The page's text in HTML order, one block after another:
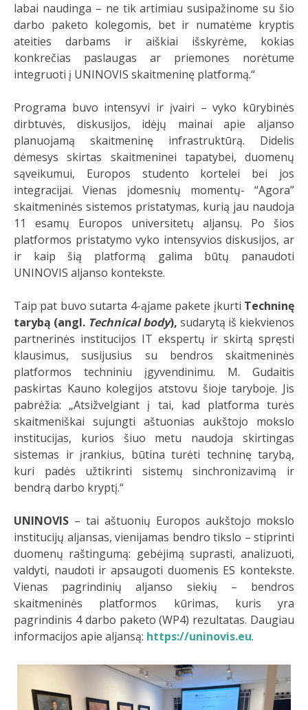
labai naudinga – ne tik artimiau susipažinome su šio
darbo paketo kolegomis, bet ir numatėme kryptis
ateities darbams ir aiškiai išskyrėme, kokias
konkrečias paslaugas ar priemones norėtume
integruoti į UNINOVIS skaitmeninę platformą.“
Programa buvo intensyvi ir įvairi – vyko kūrybinės
dirbtuvės, diskusijos, idėjų mainai apie aljanso
planuojamą skaitmeninę infrastruktūrą. Didelis
dėmesys skirtas skaitmeninei tapatybei, duomenų
sąveikumui, Europos studento kortelei bei jos
integracijai. Vienas įdomesnių momentų- “Agora”
skaitmeninės sistemos pristatymas, kurią jau naudoja
11 esamų Europos universitetų aljansų. Po šios
platformos pristatymo vyko intensyvios diskusijos, ar
ir kaip šią platformą galima būtų panaudoti
UNINOVIS aljanso kontekste.
Taip pat buvo sutarta 4-ąjame pakete įkurti Techninę
tarybą (angl. Technical body), sudarytą iš kiekvienos
partnerinės institucijos IT ekspertų ir skirtą spręsti
klausimus, susijusius su bendros skaitmeninės
platformos techniniu įgyvendinimu. M. Gudaitis
paskirtas Kauno kolegijos atstovu šioje taryboje. Jis
pabrėžia: „Atsižvelgiant į tai, kad platforma turės
skaitmeniškai sujungti aštuonias aukštojo mokslo
institucijas, kurios šiuo metu naudoja skirtingas
sistemas ir įrankius, būtina turėti techninę tarybą,
kuri padės užtikrinti sistemų sinchronizavimą ir
bendrą darbo kryptį.“
UNINOVIS – tai aštuonių Europos aukštojo mokslo
institucijų aljansas, vienijamas bendro tikslo – stiprinti
duomenų raštingumą: gebėjimą suprasti, analizuoti,
valdyti, naudoti ir apsaugoti duomenis ES kontekste.
Vienas pagrindinių aljanso siekių – bendros
skaitmeninės platformos kūrimas, kuris yra
pagrindinis 4 darbo paketo (WP4) rezultatas. Daugiau
informacijos apie aljansą: https://uninovis.eu.